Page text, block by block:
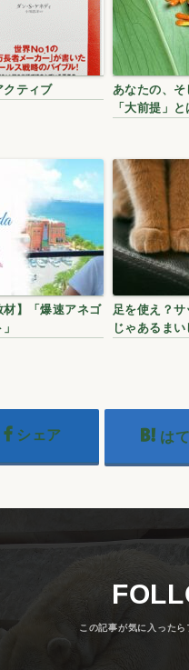
クティブ
あなたの、
「大前提」と
材】「爆速アネゴ
足を使え？
じゃあるまい
シェア は